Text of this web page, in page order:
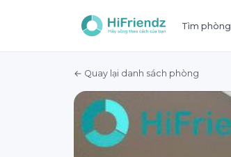
Tìm phòng
← Quay lại danh sách phòng